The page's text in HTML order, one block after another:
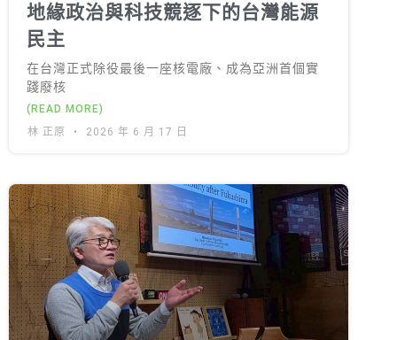
地緣政治與科技競逐下的台灣能源
民主
在台灣正式除役最後一座核電廠、成為亞洲首個實
踐廢核
(READ MORE)
林 正原
2026 年 6 月 17 日